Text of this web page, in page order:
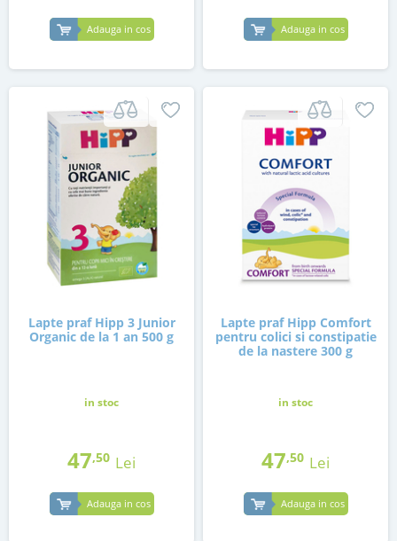
Adauga in cos Adauga in cos
Lapte praf Hipp 3 Junior
Organic de la 1 an 500 g
in stoc
47,50 Lei
Adauga in cos
Lapte praf Hipp Comfort
pentru colici si constipatie
de la nastere 300 g
in stoc
47,50 Lei
Adauga in cos